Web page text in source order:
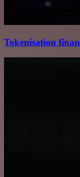
Tokenisation